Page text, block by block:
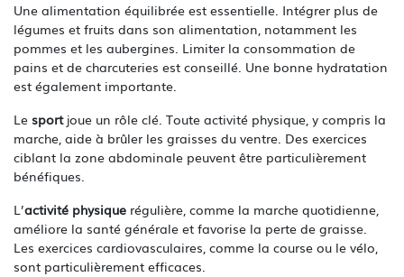
Une alimentation équilibrée est essentielle. Intégrer plus de
légumes et fruits dans son alimentation, notamment les
pommes et les aubergines. Limiter la consommation de
pains et de charcuteries est conseillé. Une bonne hydratation
est également importante.
Le sportjoue un rôle clé. Toute activité physique, y compris la
marche, aide à brûler les graisses du ventre. Des exercices
ciblant la zone abdominale peuvent être particulièrement
bénéfiques.
L’activité physique régulière, comme la marche quotidienne,
améliore la santé générale et favorise la perte de graisse.
Les exercices cardiovasculaires, comme la course ou le vélo,
sont particulièrement efficaces.